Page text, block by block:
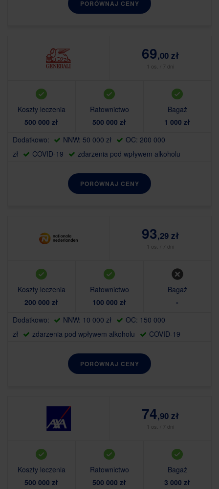
PORÓWNAJ CENY
Koszty leczenia
500 000 zł
Ratownictwo
500 000 zł
Bagaż
1 000 zł
Dodatkowo:
NNW: 50 000 zł
OC: 200 000
zł
COVID-19 zdarzenia pod wpływem alkoholu
69,00 zł
1 os. / 7 dni
PORÓWNAJ CENY
Koszty leczenia
200 000 zł
Ratownictwo
100 000 zł
Bagaż
-
Dodatkowo:
NNW: 10 000 zł
OC: 150 000
zł
zdarzenia pod wpływem alkoholu COVID-19
93,29 zł
1 os. / 7 dni
PORÓWNAJ CENY
Koszty leczenia
500 000 zł
Ratownictwo
500 000 zł
Bagaż
3 000 zł
74,90 zł
1 os. / 7 dni